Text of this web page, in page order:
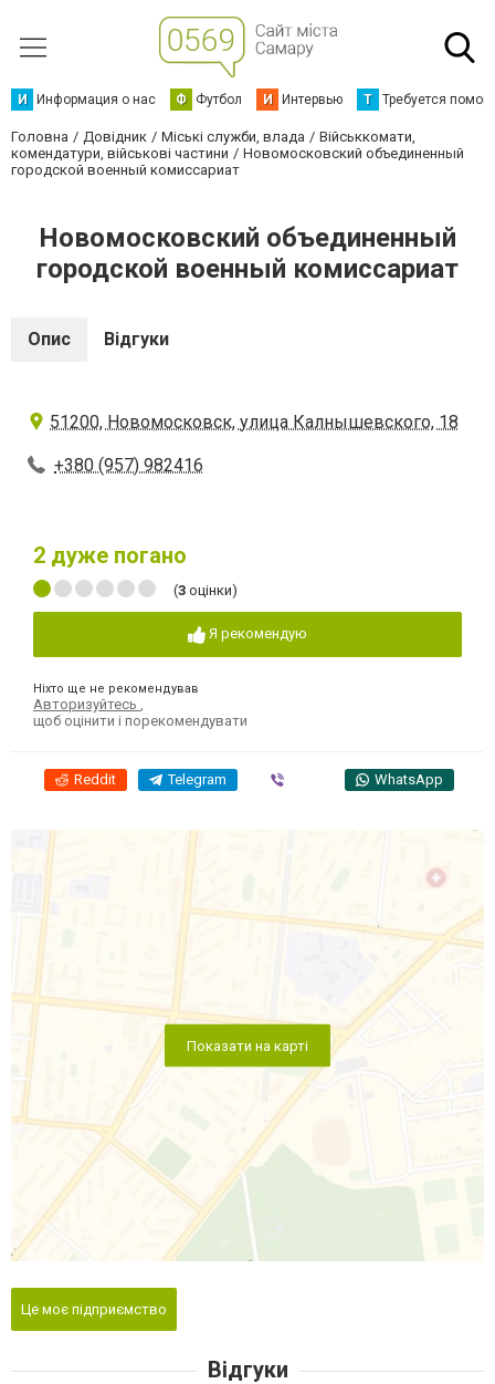
И Информация о нас Ф Футбол И Интервью Т Требуется
Головна Довідник Міські служби, влада
Військкомати,
комендатури, військові частини
Новомосковский объединенный
городской военный комиссариат
Новомосковский объединенный
городской военный комиссариат
Опис Відгуки
51200, Новомосковск, улица Калнышевского, 18
+380 (957) 982416
2 дуже погано
(3 оцінки)
Я рекомендую
Ніхто ще не рекомендував
Авторизуйтесь
щоб оцінити і порекомендувати
Reddit Telegram WhatsApp
Показати на карті
Це моє підприємство
Відгуки